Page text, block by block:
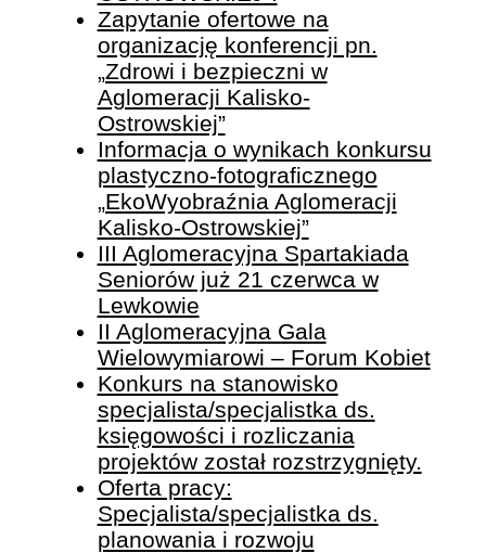
Zapytanie ofertowe na
organizację konferencji pn.
„Zdrowi i bezpieczni w
Aglomeracji Kalisko-
Ostrowskiej”
Informacja o wynikach konkursu
plastyczno-fotograficznego
„EkoWyobraźnia Aglomeracji
Kalisko-Ostrowskiej”
III Aglomeracyjna Spartakiada
Seniorów już 21 czerwca w
Lewkowie
II Aglomeracyjna Gala
Wielowymiarowi – Forum Kobiet
Konkurs na stanowisko
specjalista/specjalistka ds.
księgowości i rozliczania
projektów został rozstrzygnięty.
Oferta pracy:
Specjalista/specjalistka ds.
planowania i rozwoju